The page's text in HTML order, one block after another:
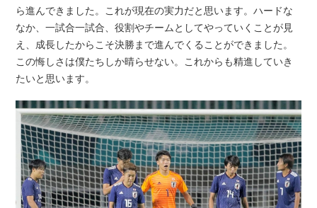
ら進んできました。これが現在の実力だと思います。ハードな
なか、一試合一試合、役割やチームとしてやっていくことが見
え、成長したからこそ決勝まで進んでくることができました。
この悔しさは僕たちしか晴らせない。これからも精進していき
たいと思います。